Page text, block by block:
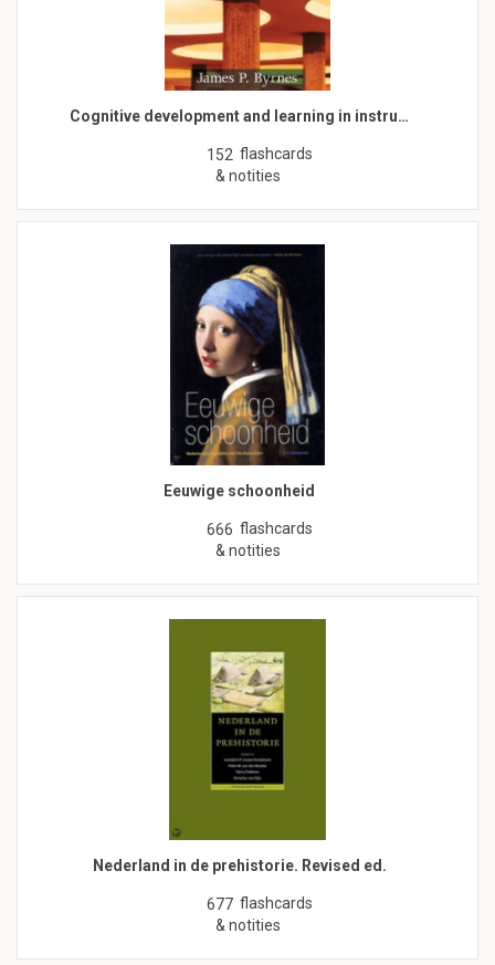
Cognitive development and learning in instru…
152 flashcards
& notities
Eeuwige schoonheid
666 flashcards
& notities
Nederland in de prehistorie. Revised ed.
677 flashcards
& notities